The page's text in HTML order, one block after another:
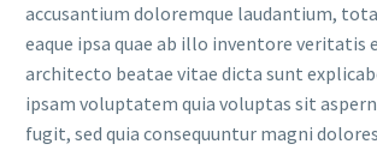
accusantium doloremque laudantium,
eaque ipsa quae ab illo inventore veritatis
architecto beatae vitae dicta sunt
ipsam voluptatem quia voluptas sit
fugit, sed quia consequuntur magni